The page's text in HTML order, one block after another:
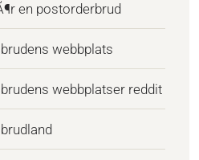
en postorderbrud
webbplats
webbplatser reddit